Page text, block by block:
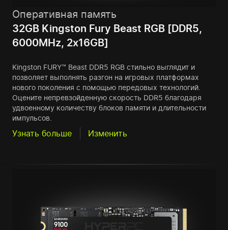
Оперативная память
32GB Kingston Fury Beast RGB [DDR5,
6000MHz, 2x16GB]
Kingston FURY™ Beast DDR5 RGB стильно выглядит и
позволяет выполнять разгон на игровых платформах
нового поколения с помощью передовых технологий.
Оцените непревзойденную скорость DDR5 благодаря
удвоенному количеству блоков памяти и длительности
импульсов.
Узнать больше Изменить